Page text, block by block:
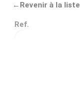
← Revenir à la liste
Ref.